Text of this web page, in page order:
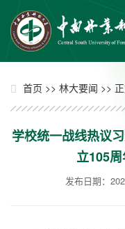
首页 >> 林大要闻 >>
学校统一战线热议
立105
发布日期：